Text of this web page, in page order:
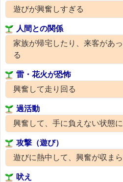
遊びが興奮しすぎる
人間との関係
家族が帰宅したり、来客があ
る
雷・花火が恐怖
興奮して走り回る
過活動
興奮して、手に負えない状態
攻撃（遊び）
遊びに熱中して、興奮が収ま
吠え